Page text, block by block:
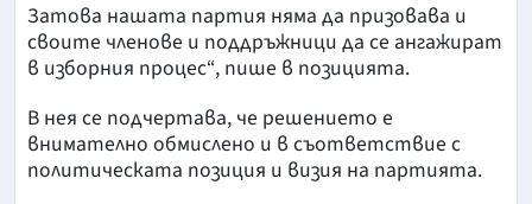
Затова нашата партия няма да призовава и
своите членове и поддръжници да се ангажират
в изборния процес“, пише в позицията.
В нея се подчертава, че решението е
внимателно обмислено и в съответствие с
политическата позиция и визия на партията.